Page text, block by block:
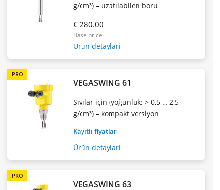
g/cm³) – uzatılabilen boru
€ 280.00
Base price
Ürün detaylari
PRO
VEGASWING 61
Sıvılar için (yoğunluk: > 0,5 … 2,5
g/cm³) – kompakt versiyon
Kayıtlı fiyatlar
Ürün detaylari
PRO
VEGASWING 63